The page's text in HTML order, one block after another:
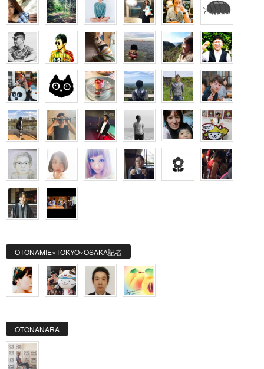
OTONAMIE×TOKYO×OSAKA記者
OTONANARA